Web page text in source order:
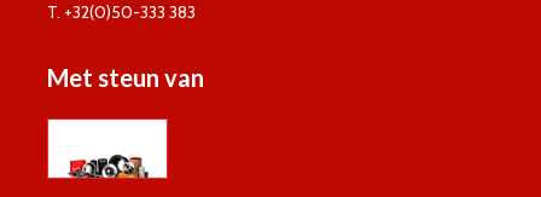
T. +32(0)50-333 383
Met steun van